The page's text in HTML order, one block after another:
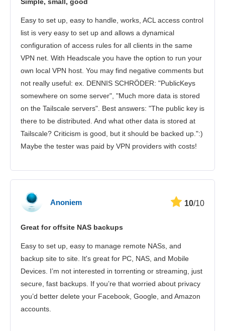
Simple, small, good
Easy to set up, easy to handle, works, ACL access control
list is very easy to set up and allows a dynamical
configuration of access rules for all clients in the same
VPN net. With Headscale you have the option to run your
own local VPN host. You may find negative comments but
not really useful: ex. DENNIS SCHRÖDER: "PublicKeys
somewhere on some server", "Much more data is stored
on the Tailscale servers". Best answers: "The public key is
there to be distributed. And what other data is stored at
Tailscale? Criticism is good, but it should be backed up.":)
Maybe the tester was paid by VPN providers with costs!
Anoniem 10/10
Great for offsite NAS backups
Easy to set up, easy to manage remote NASs, and
backup site to site. It's great for PC, NAS, and Mobile
Devices. I’m not interested in torrenting or streaming, just
secure, fast backups. If you’re that worried about privacy
you’d better delete your Facebook, Google, and Amazon
accounts.